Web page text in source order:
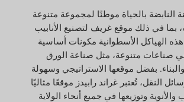
النابضة بالحياة موطنًا لمجموعة متنوعة
بما في ذلك موقع غريف لتصنيع الأنابيب
هذه الهياكل الأسطوانية مكونات أساسية
صناعات متنوعة، مثل صناعة الورق
بفضل موقعها الاستراتيجي وسهولة
النقل، تُعتبر غراند رابيدز موقعًا مثاليًا
والأنوية وتوزيعها في جميع أنحاء الولاية